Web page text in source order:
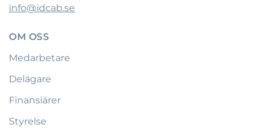
info@idcab.se
OM OSS
Medarbetare
Delägare
Finansiärer
Styrelse